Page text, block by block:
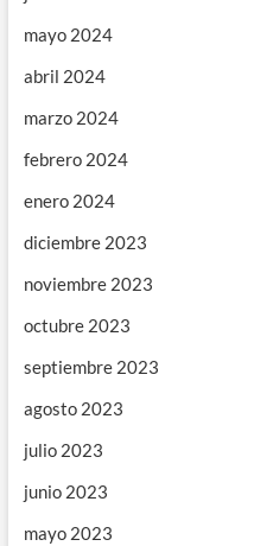
mayo 2024
abril 2024
marzo 2024
febrero 2024
enero 2024
diciembre 2023
noviembre 2023
octubre 2023
septiembre 2023
agosto 2023
julio 2023
junio 2023
mayo 2023